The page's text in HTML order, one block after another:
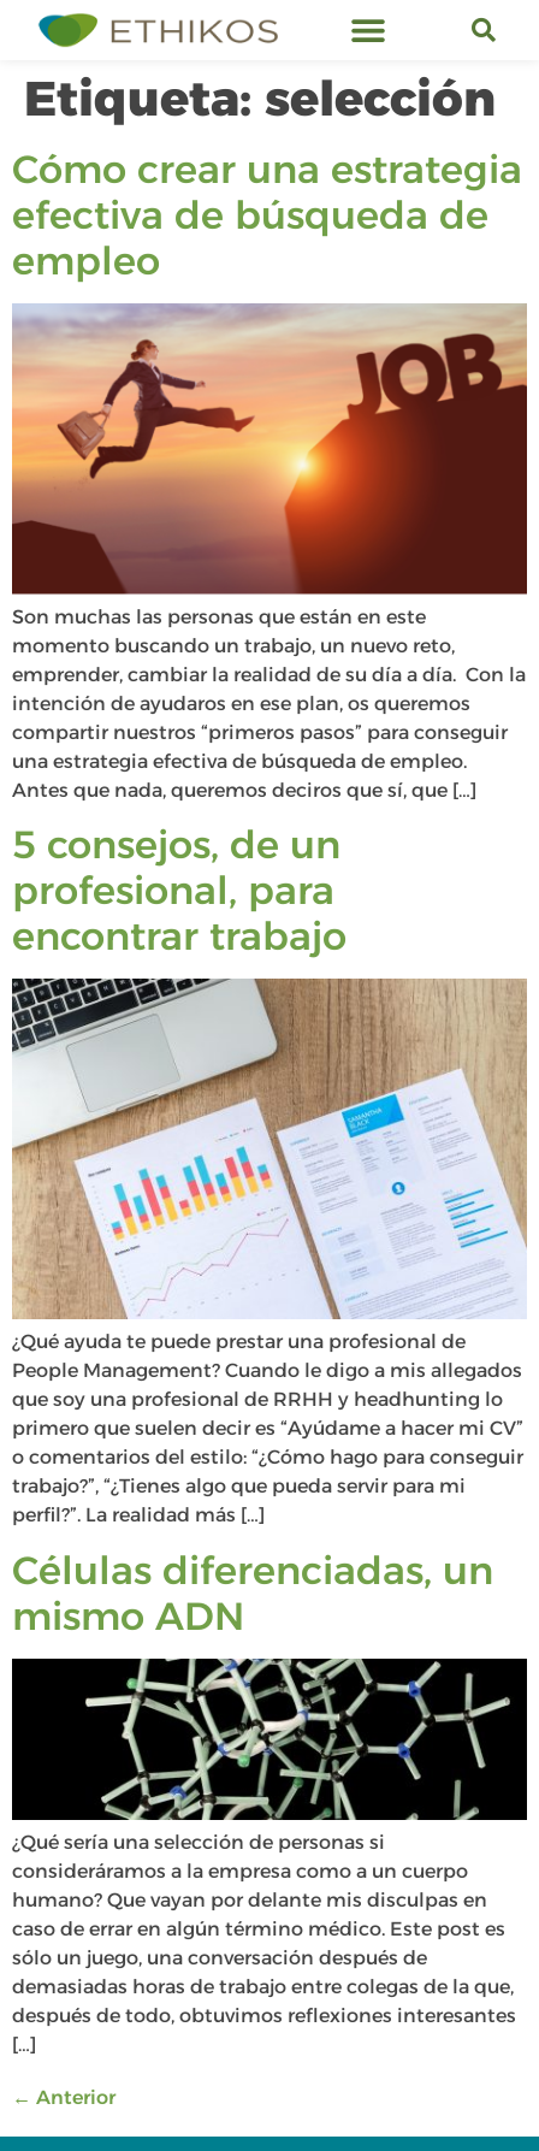
Etiqueta: selección
Cómo crear una estrategia
efectiva de búsqueda de
empleo
Son muchas las personas que están en este
momento buscando un trabajo, un nuevo reto,
emprender, cambiar la realidad de su día a día. Con la
intención de ayudaros en ese plan, os queremos
compartir nuestros “primeros pasos” para conseguir
una estrategia efectiva de búsqueda de empleo.
Antes que nada, queremos deciros que sí, que […]
5 consejos, de un
profesional, para
encontrar trabajo
¿Qué ayuda te puede prestar una profesional de
People Management? Cuando le digo a mis allegados
que soy una profesional de RRHH y headhunting lo
primero que suelen decir es “Ayúdame a hacer mi CV”
o comentarios del estilo: “¿Cómo hago para conseguir
trabajo?”, “¿Tienes algo que pueda servir para mi
perfil?”. La realidad más […]
Células diferenciadas, un
mismo ADN
¿Qué sería una selección de personas si
consideráramos a la empresa como a un cuerpo
humano? Que vayan por delante mis disculpas en
caso de errar en algún término médico. Este post es
sólo un juego, una conversación después de
demasiadas horas de trabajo entre colegas de la que,
después de todo, obtuvimos reflexiones interesantes
[…]
← Anterior